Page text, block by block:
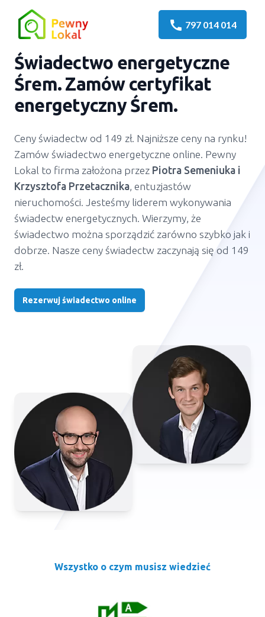
call 797 014 014
Świadectwo energetyczne
Śrem. Zamów certyfikat
energetyczny Śrem.
Ceny świadectw od 149 zł. Najniższe ceny na rynku!
Zamów świadectwo energetyczne online. Pewny
Lokal to firma założona przez Piotra Semeniuka i
Krzysztofa Przetacznika, entuzjastów
nieruchomości. Jesteśmy liderem wykonywania
świadectw energetycznych. Wierzymy, że
świadectwo można sporządzić zarówno szybko jak i
dobrze. Nasze ceny świadectw zaczynają się od 149
zł.
Rezerwuj świadectwo online
Wszystko o czym musisz wiedzieć